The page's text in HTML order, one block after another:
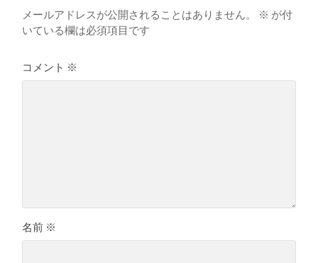
メールアドレスが公開されることはありません。 ※ が付
いている欄は必須項目です
コメント ※
名前 ※